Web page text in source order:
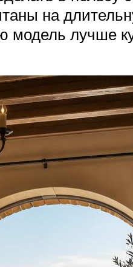
на
модель лучше